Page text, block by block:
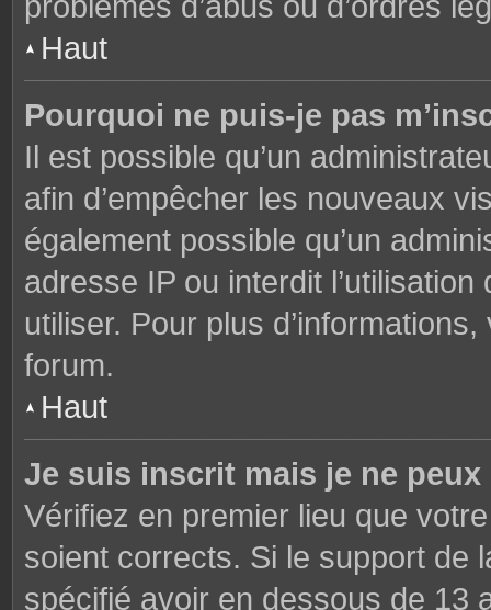
Haut
Pourquoi ne puis-je pas
Il est possible qu’un
afin d’empêcher les nouveaux
également possible qu’un
adresse IP ou interdit
utiliser. Pour plus
forum.
Haut
Je suis inscrit mais je ne
Vérifiez en premier lieu que
soient corrects. Si le support de
spécifié avoir en dessous de 13